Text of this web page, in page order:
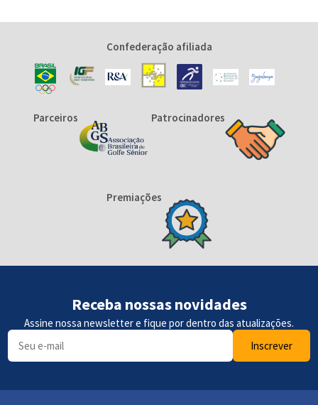
Confederação afiliada
Parceiros Patrocinadores
Premiações
Receba nossas novidades
Assine nossa newsletter e fique por dentro das atualizações.
Inscrever